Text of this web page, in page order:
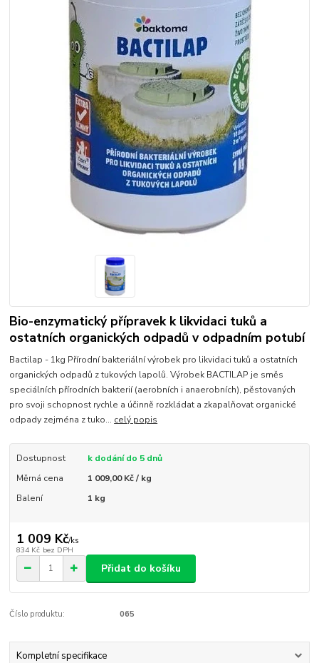
Bio-enzymatický přípravek k likvidaci tuků a
ostatních organických odpadů v odpadním potubí
Bactilap - 1kg Přírodní bakteriální výrobek pro likvidaci tuků a ostatních
organických odpadů z tukových lapolů. Výrobek BACTILAP je směs
speciálních přírodních bakterií (aerobních i anaerobních), pěstovaných
pro svoji schopnost rychle a účinně rozkládat a zkapalňovat organické
odpady zejména z tuko... celý popis
Dostupnost
k dodání do 5 dnů
Měrná cena
1 009,00 Kč / kg
Balení
1 kg
1 009 Kč/ks
834 Kč bez DPH
Přidat do košíku
Číslo produktu: 065
Kompletní specifikace